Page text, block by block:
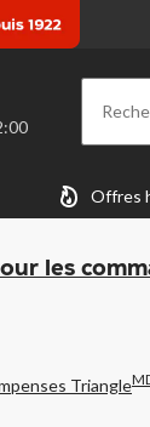
à 22:00
Offres
les
Triangle